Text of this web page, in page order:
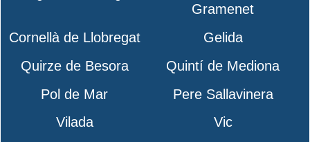
Gramenet
Cornellà de Llobregat
Gelida
Quirze de Besora
Quintí de Mediona
Pol de Mar
Pere Sallavinera
Vilada
Vic